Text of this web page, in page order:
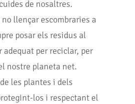
de nosaltres.
llençar escombraries a
posar els residus al
adequat per reciclar, per
nostre planeta net.
les plantes i dels
los i respectant el